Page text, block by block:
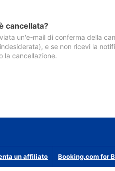
cancellata?
un'e-mail di conferma della
e se non ricevi la
la cancellazione.
un affiliato Booking.com for